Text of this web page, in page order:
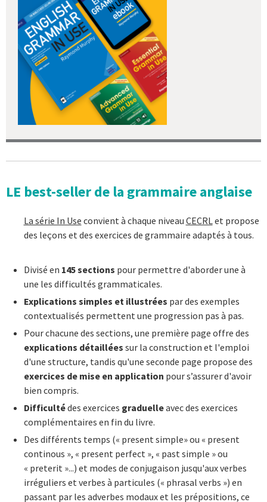
LE best-seller de la grammaire anglaise
La série In Use convient à chaque niveau CECRL et propose
des leçons et des exercices de grammaire adaptés à tous.
Divisé en 145 sections pour permettre d'aborder une à
une les difficultés grammaticales.
Explications simples et illustrées par des exemples
contextualisés permettent une progression pas à pas.
Pour chacune des sections, une première page offre des
explications détaillées sur la construction et l'emploi
d'une structure, tandis qu'une seconde page propose des
exercices de mise en application pour s’assurer d'avoir
bien compris.
Difficultédes exercices graduelleavec des exercices
complémentaires en fin du livre.
Des différents temps (« present simple» ou « present
continous », « present perfect », « past simple » ou
« preterit »...) et modes de conjugaison jusqu'aux verbes
irréguliers et verbes à particules (« phrasal verbs ») en
passant par les adverbes modaux et les prépositions, ce